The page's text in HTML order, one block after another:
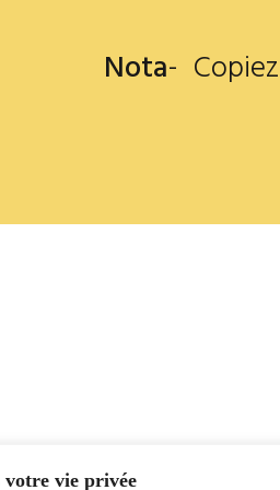
votre vie privée
Nota-